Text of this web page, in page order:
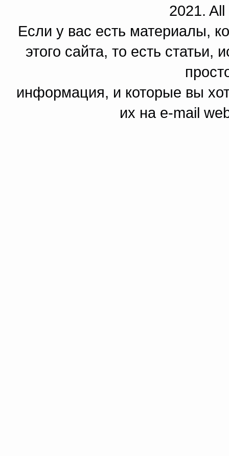
2021.
Если у вас есть материалы,
этого сайта, то есть
информация, и которые вы
их на e-mail